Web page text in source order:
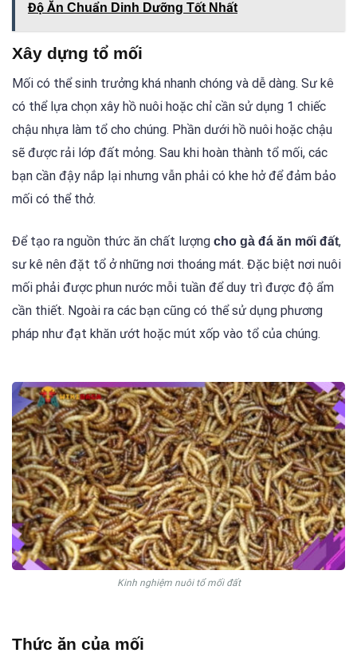
Độ Ăn Chuẩn Dinh Dưỡng Tốt Nhất
Xây dựng tổ mối
Mối có thể sinh trưởng khá nhanh chóng và dễ dàng. Sư kê
có thể lựa chọn xây hồ nuôi hoặc chỉ cần sử dụng 1 chiếc
chậu nhựa làm tổ cho chúng. Phần dưới hồ nuôi hoặc chậu
sẽ được rải lớp đất mỏng. Sau khi hoàn thành tổ mối, các
bạn cần đậy nắp lại nhưng vẫn phải có khe hở để đảm bảo
mối có thể thở.
Để tạo ra nguồn thức ăn chất lượng cho gà đá ăn mối đất,
sư kê nên đặt tổ ở những nơi thoáng mát. Đặc biệt nơi nuôi
mối phải được phun nước mỗi tuần để duy trì được độ ẩm
cần thiết. Ngoài ra các bạn cũng có thể sử dụng phương
pháp như đạt khăn ướt hoặc mút xốp vào tổ của chúng.
Kinh nghiệm nuôi tổ mối đất
Thức ăn của mối